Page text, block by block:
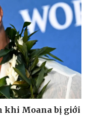
đêm khuya
tình yêu
cho bé
tâm hồn
khi Moana bị giới